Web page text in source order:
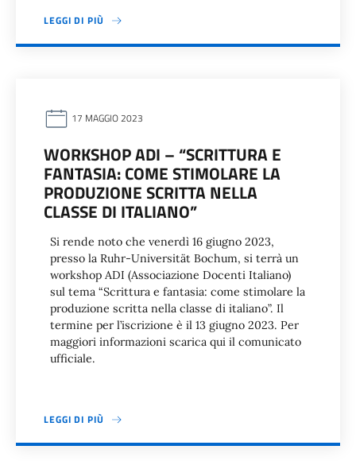
LEGGI DI PIÙ
17 MAGGIO 2023
WORKSHOP ADI – “SCRITTURA E
FANTASIA: COME STIMOLARE LA
PRODUZIONE SCRITTA NELLA
CLASSE DI ITALIANO”
Si rende noto che venerdì 16 giugno 2023,
presso la Ruhr-Universität Bochum, si terrà un
workshop ADI (Associazione Docenti Italiano)
sul tema “Scrittura e fantasia: come stimolare la
produzione scritta nella classe di italiano”. Il
termine per l’iscrizione è il 13 giugno 2023. Per
maggiori informazioni scarica qui il comunicato
ufficiale.
LEGGI DI PIÙ